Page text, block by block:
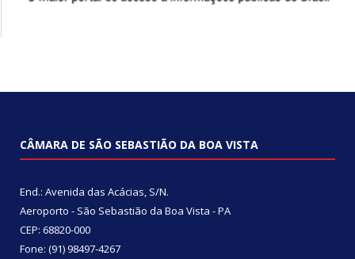
CÂMARA DE SÃO SEBASTIÃO DA BOA VISTA
End.: Avenida das Acácias, S/N.
Aeroporto - São Sebastião da Boa Vista - PA
CEP: 68820-000
Fone: (91) 98497-4267